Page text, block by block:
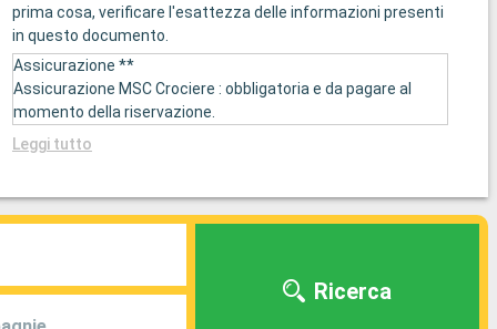
prima cosa, verificare l'esattezza delle informazioni presenti
in questo documento.
Assicurazione **
Assicurazione MSC Crociere : obbligatoria e da pagare al
momento della riservazione.
Leggi tutto
Ricerca